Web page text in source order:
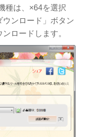
種は、×64を選択
ウンロード」ボタン
ロードします。